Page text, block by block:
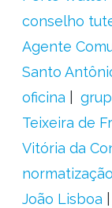
conselho
Agente
Santo
oficina
Teixeira de
Vitória da
normatização
João Lisboa